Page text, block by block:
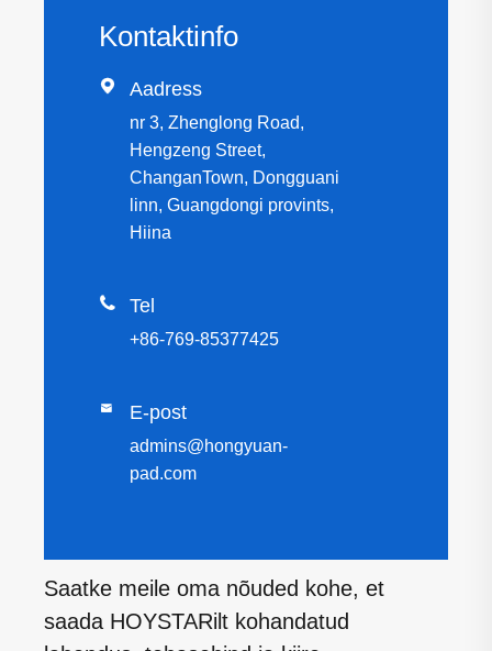
Kontaktinfo
 Aadress
nr 3, Zhenglong Road,
Hengzeng Street,
ChanganTown, Dongguani
linn, Guangdongi provints,
Hiina
 Tel
+86-769-85377425
 E-post
admins@hongyuan-
pad.com
Saatke meile oma nõuded kohe, et
saada HOYSTARilt kohandatud